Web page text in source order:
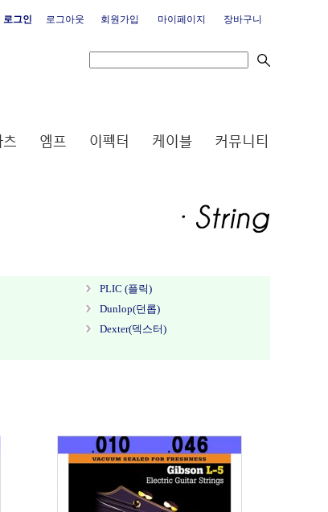
로그인 로그아웃 회원가입 마이페이지 장바구니
PLIC (플릭)
Dunlop(던롭)
Dexter(덱스터)